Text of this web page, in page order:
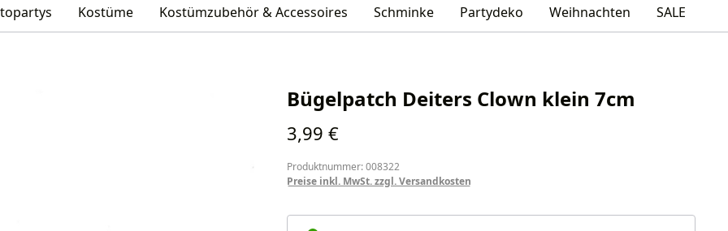
Kostüme Kostümzubehör & Accessoires Schminke Partydeko Weihnachten SALE
Bügelpatch Deiters Clown klein 7cm
Regulärer Preis:
3,99 €
Produktnummer: 008322
Preise inkl. MwSt. zzgl. Versandkosten